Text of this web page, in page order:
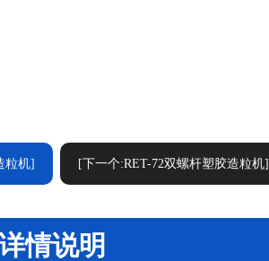
粒机] [下一个:RET-72双螺杆塑胶造粒机]
情说明